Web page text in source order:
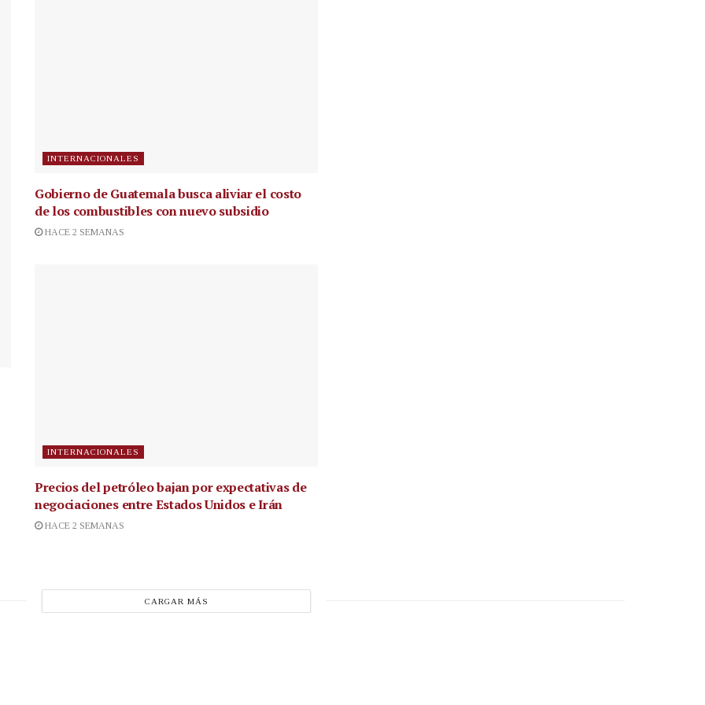
INTERNACIONALES
Gobierno de Guatemala busca aliviar el costo
de los combustibles con nuevo subsidio
HACE 2 SEMANAS
INTERNACIONALES
Precios del petróleo bajan por expectativas de
negociaciones entre Estados Unidos e Irán
HACE 2 SEMANAS
CARGAR MÁS